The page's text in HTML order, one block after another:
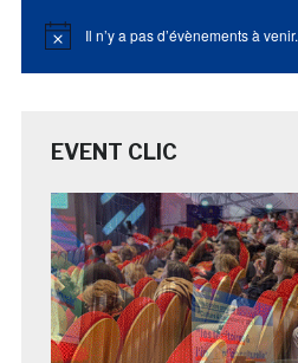
Notice Il n’y a pas d’évènements à venir.
EVENT CLIC